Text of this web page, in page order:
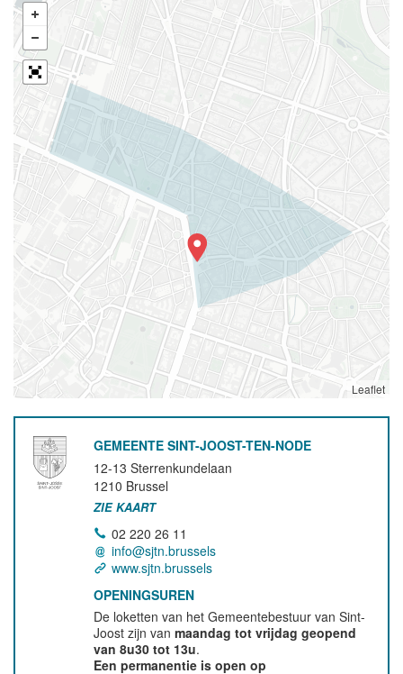
Leaflet
GEMEENTE SINT-JOOST-TEN-NODE
12-13 Sterrenkundelaan
1210 Brussel
ZIE KAART
02 220 26 11
info@sjtn.brussels
www.sjtn.brussels
OPENINGSUREN
De loketten van het Gemeentebestuur van Sint-
Joost zijn vanmaandag tot vrijdag geopend
van 8u30 tot 13u.
Een permanentie is open op